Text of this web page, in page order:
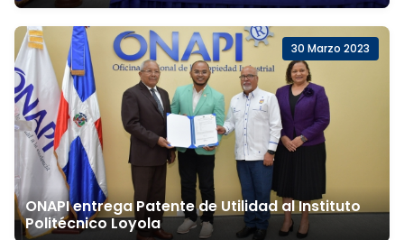
30 Marzo 2023
ONAPI entrega Patente de Utilidad al Instituto
Politécnico Loyola